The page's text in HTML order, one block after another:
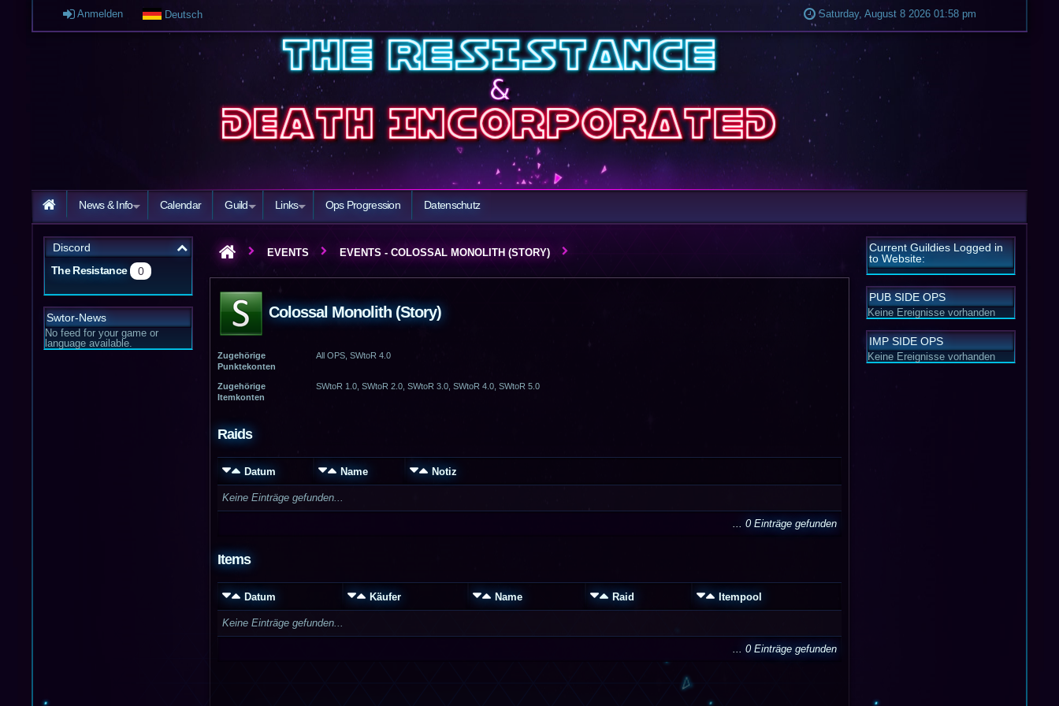
Anmelden Deutsch Saturday, August 8 2026 01:58 pm
News & Info Calendar Guild Links Ops Progression Datenschutz
Discord
The Resistance
0
Swtor-News
No feed for your game or
language available.
EVENTS EVENTS - COLOSSAL MONOLITH (STORY)
Colossal Monolith (Story)
Zugehörige
Punktekonten
All OPS, SWtoR 4.0
Zugehörige
Itemkonten
SWtoR 1.0, SWtoR 2.0, SWtoR 3.0, SWtoR 4.0, SWtoR 5.0
Raids
Datum Name Notiz
Keine Einträge gefunden...
... 0 Einträge gefunden
Items
Datum Käufer Name Raid Itempool
Keine Einträge gefunden...
... 0 Einträge gefunden
Current Guildies Logged in
to Website:
PUB SIDE OPS
Keine Ereignisse vorhanden
IMP SIDE OPS
Keine Ereignisse vorhanden